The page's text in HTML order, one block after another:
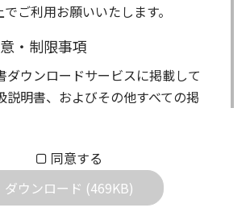
ご利用お願いいたします。
・制限事項
ダウンロードサービスに掲載して
説明書、およびその他すべての掲
ダウンロードした取扱説明書は、
の目的でご使用されることは可能
利者の許諾を得ることなく、以下
同意する
ダウンロード (469KB)